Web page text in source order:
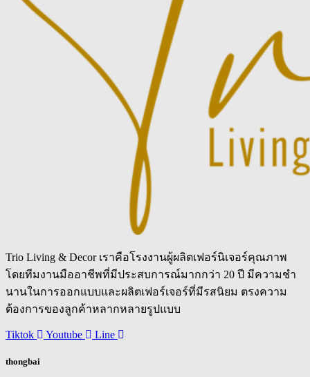
Trio Living & Decor เราคือโรงงานผู้ผลิตเฟอร์นิเจอร์คุณภาพ
โดยทีมงานมืออาชีพที่มีประสบการณ์มากกว่า 20 ปี มีความชำ
นานในการออกแบบและผลิตเฟอร์เจอร์ที่มีรสนิยม ตรงความ
ต้องการของลูกค้าหลากหลายรูปแบบ
Tiktok Youtube Line
thongbai